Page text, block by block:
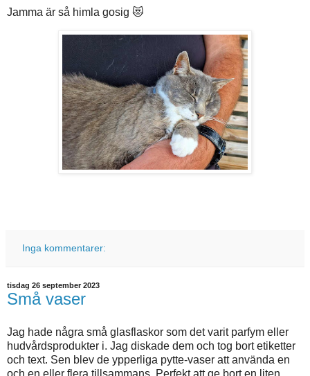
Jamma är så himla gosig 😻
Inga kommentarer:
tisdag 26 september 2023
Små vaser
Jag hade några små glasflaskor som det varit parfym eller
hudvårdsprodukter i. Jag diskade dem och tog bort etiketter
och text. Sen blev de ypperliga pytte-vaser att använda en
och en eller flera tillsammans. Perfekt att ge bort en liten